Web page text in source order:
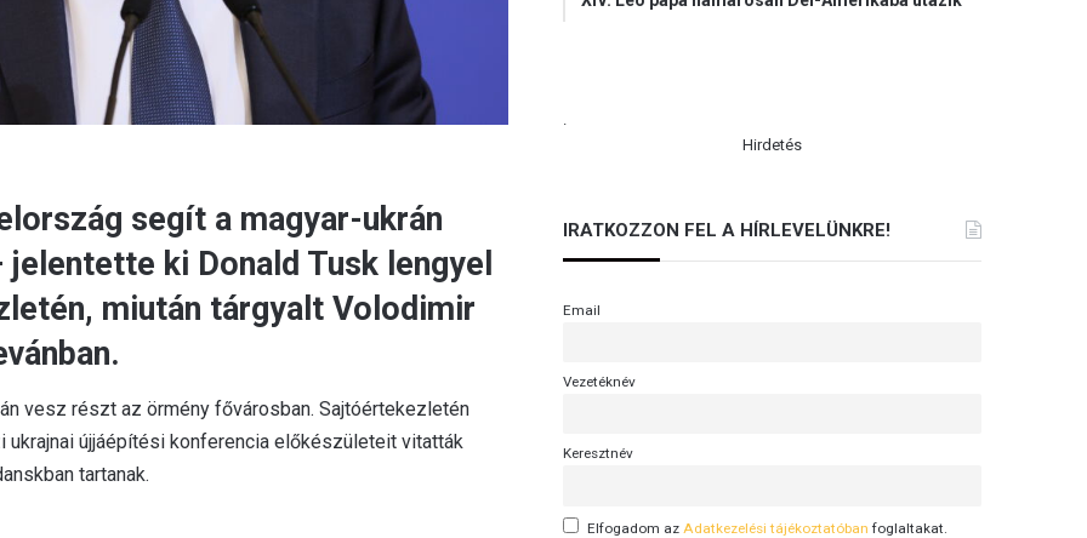
segít a magyar-ukrán
ki Donald Tusk lengyel
miután tárgyalt Volodimir
vesz részt az örmény fővárosban. Sajtóértekezletén
újjáépítési konferencia előkészületeit vitatták
tartanak.
.
Hirdetés
IRATKOZZON FEL A HÍRLEVELÜNKRE!
Email
Vezetéknév
Keresztnév
Elfogadom az Adatkezelési tájékoztatóban foglaltakat.